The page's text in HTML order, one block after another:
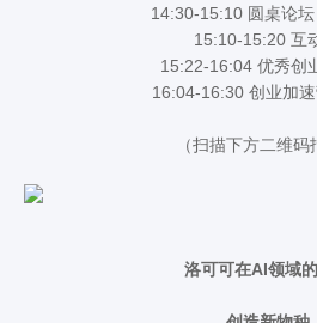
14:30-15:10 圆桌论坛
15:10-15:20 互
15:22-16:04 优秀创
16:04-16:30 创业加
（扫描下方二维码
洛可可在AI领域